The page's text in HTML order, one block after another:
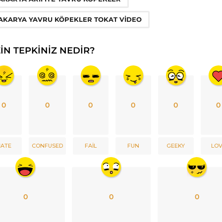
YAVRU KÖPEKLER TOKAT VIDEO
TEPKINIZ NEDIR?
0 0
CONFUSED
0
FAIL
0
FUN
0
GEEKY
0
0 0 0